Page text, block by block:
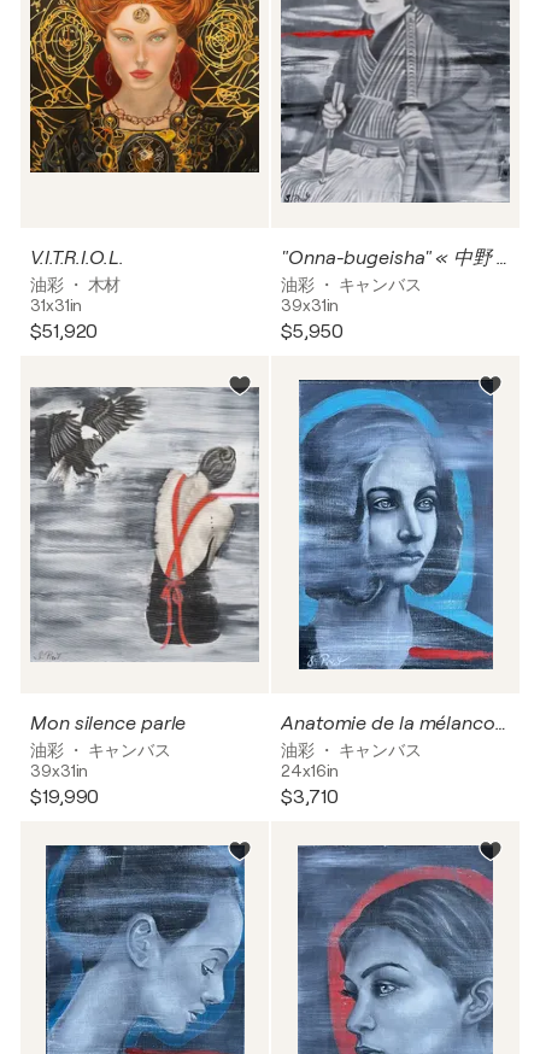
V.I.T.R.I.O.L.
油彩 ・ 木材
31x31in
$51,920
"Onna-bugeisha" « 中野 竹子 »
油彩 ・ キャンバス
39x31in
$5,950
Mon silence parle
油彩 ・ キャンバス
39x31in
$19,990
Anatomie de la mélancolie « Monuments intimes »
油彩 ・ キャンバス
24x16in
$3,710